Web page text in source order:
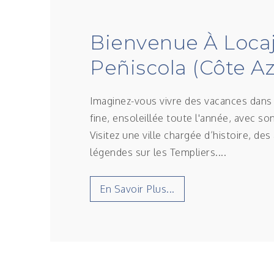
Bienvenue À
Peñiscola (Côte
Imaginez-vous vivre des vacances
fine, ensoleillée toute l'année, avec
Visitez une ville chargée d’histoire,
légendes sur les Templiers....
En Savoir Plus...